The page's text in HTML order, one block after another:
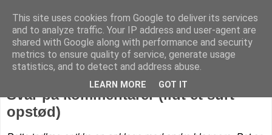
Livet på Vestegnen
Svar på kommentarer (lidt et surt
opstød)
This site uses cookies from Google to deliver its services
and to analyze traffic. Your IP address and user-agent are
shared with Google along with performance and security
metrics to ensure quality of service, generate usage
statistics, and to detect and address abuse.
LEARN MORE GOT IT